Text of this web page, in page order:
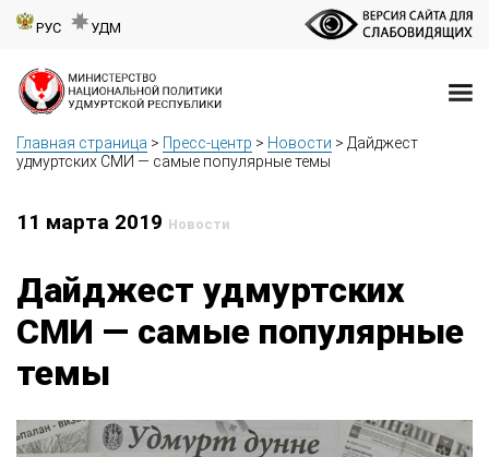
РУС УДМ
Главная страница > Пресс-центр > Новости > Дайджест
удмуртских СМИ — самые популярные темы
11 марта 2019 Новости
Дайджест удмуртских
СМИ — самые популярные
темы